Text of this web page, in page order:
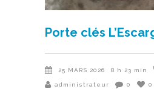
Porte clés
25 MARS 2026 8 h 23 min
administrateur 0 0